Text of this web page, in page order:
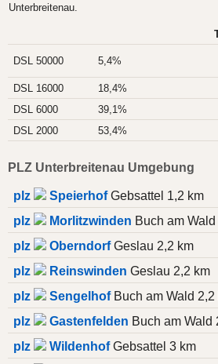
Unterbreitenau.
DSL 50000 5,4%
DSL 16000
18,4%
DSL 6000
39,1%
DSL 2000
53,4%
PLZ Unterbreitenau Umgebung
plz SpeierhofGebsattel 1,2 km
plz
Morlitzwinden Buch am
plz
OberndorfGeslau 2,2 km
plz
Reinswinden Geslau 2,2 km
plz
SengelhofBuch am Wald 2,2
plz
Gastenfelden Buch am Wald
plz
WildenhofGebsattel 3 km